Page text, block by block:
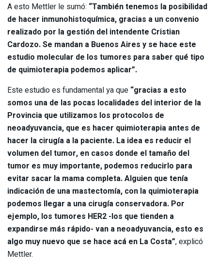
A esto Mettler le sumó: “También tenemos la posibilidad
de hacer inmunohistoquímica, gracias a un convenio
realizado por la gestión del intendente Cristian
Cardozo. Se mandan a Buenos Aires y se hace este
estudio molecular de los tumores para saber qué tipo
de quimioterapia podemos aplicar”.
Este estudio es fundamental ya que “gracias a esto
somos una de las pocas localidades del interior de la
Provincia que utilizamos los protocolos de
neoadyuvancia, que es hacer quimioterapia antes de
hacer la cirugía a la paciente. La idea es reducir el
volumen del tumor, en casos donde el tamaño del
tumor es muy importante, podemos reducirlo para
evitar sacar la mama completa. Alguien que tenía
indicación de una mastectomía, con la quimioterapia
podemos llegar a una cirugía conservadora. Por
ejemplo, los tumores HER2 -los que tienden a
expandirse más rápido- van a neoadyuvancia, esto es
algo muy nuevo que se hace acá en La Costa”, explicó
Mettler.